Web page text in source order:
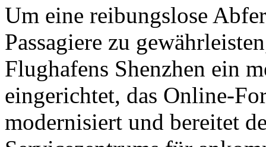
Um eine reibungslose
Passagiere zu
Flughafens Shenzhen ein
eingerichtet, das Online-
modernisiert und bereitet